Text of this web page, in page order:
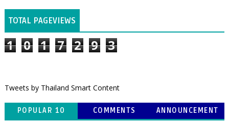
TOTAL PAGEVIEWS
1 0 1 7 2 9 3
Tweets by Thailand Smart Content
POPULAR 10 COMMENTS ANNOUNCEMENT